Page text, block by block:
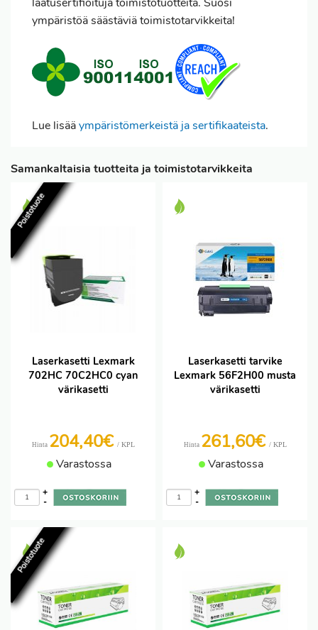
ympäristöä säästäviä toimistotarvikkeita!
Lue lisääympäristömerkeistä ja sertifikaateista.
Samankaltaisia tuotteita ja toimistotarvikkeita
Poistotuote
Laserkasetti Lexmark
702HC 70C2HC0 cyan
värikasetti
Hinta 204,40€ / KPL
Varastossa
-
+
Laserkasetti tarvike
Lexmark 56F2H00 musta
värikasetti
Hinta 261,60€ / KPL
Varastossa
-
+
Poistotuote